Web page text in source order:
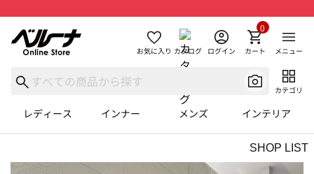
お気に入り カタログ ログイン カート
0
メニュー
カテゴリ
レディース インナー メンズ インテリア
SHOP LIST